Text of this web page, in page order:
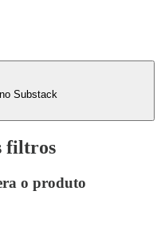
Substack
filtros
o produto